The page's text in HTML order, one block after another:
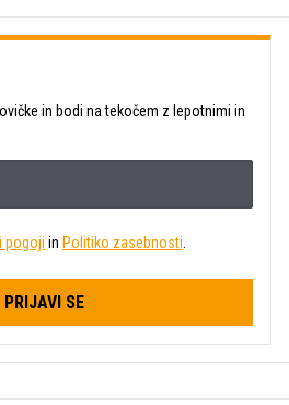
in bodi na tekočem z lepotnimi in
pogoji in Politiko zasebnosti
PRIJAVI SE